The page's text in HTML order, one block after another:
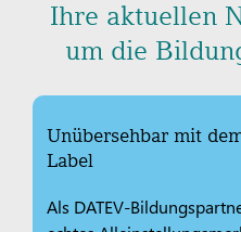
Ihre aktuellen
um die
Unübersehbar mit
Label
Als DATEV-